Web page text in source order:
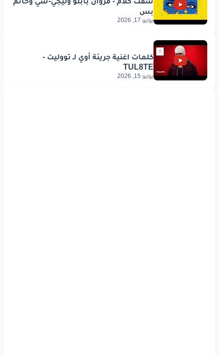
يوليو 17, 2026
يوليو 15, 2026